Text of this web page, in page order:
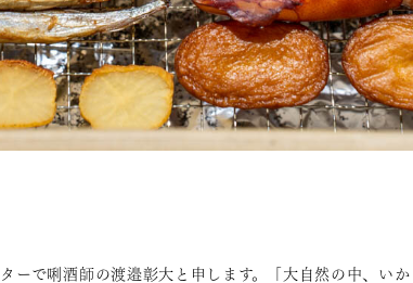
ーで唎酒師の渡邉彰大と申します。「大自然の中、い